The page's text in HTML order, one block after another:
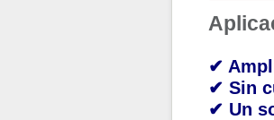
✔
✔ Sin
✔ Un